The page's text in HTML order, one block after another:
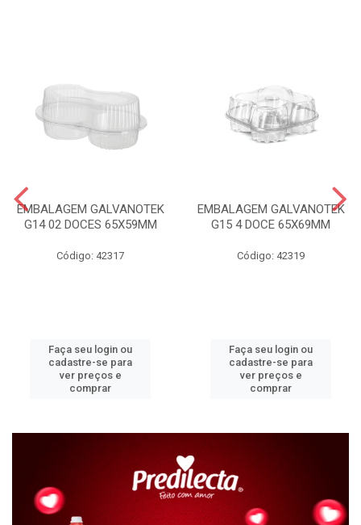
EMBALAGEM GALVANOTEK
G14 02 DOCES 65X59MM
Código: 42317
Faça seu login ou
cadastre-se para
ver preços e
comprar
EMBALAGEM GALVANOTEK
G15 4 DOCE 65X69MM
Código: 42319
Faça seu login ou
cadastre-se para
ver preços e
comprar